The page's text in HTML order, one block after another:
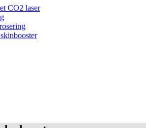
CO2 laser